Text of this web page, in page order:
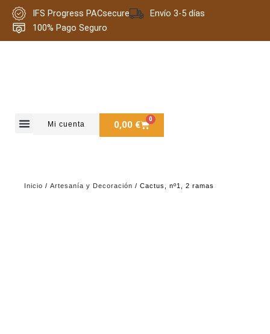
contenido
IFS Progress PACsecure
Envío 3-5 días
100% Pago Seguro
Mi cuenta 0,00 €
0
Carrito
Inicio / Artesanía y Decoración / Cactus, nº1, 2 ramas